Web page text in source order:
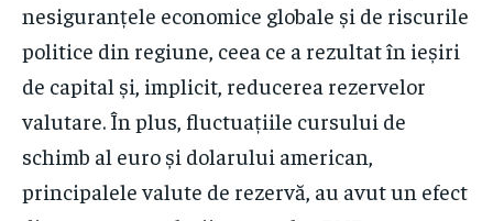
nesiguranțele economice globale și de riscurile
politice din regiune, ceea ce a rezultat în ieșiri
de capital și, implicit, reducerea rezervelor
valutare. În plus, fluctuațiile cursului de
schimb al euro și dolarului american,
principalele valute de rezervă, au avut un efect